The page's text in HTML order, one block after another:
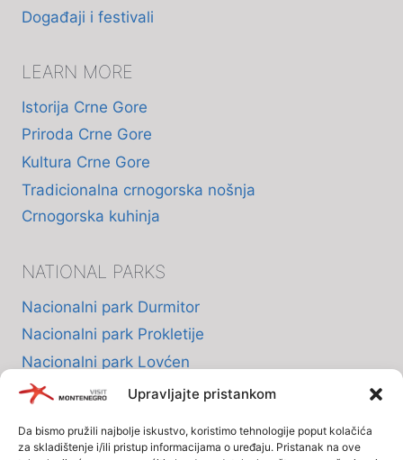
Upravljajte pristankom
Da bismo pružili najbolje iskustvo, koristimo tehnologije poput kolačića
za skladištenje i/ili pristup informacijama o uređaju. Pristanak na ove
Događaji i festivali
LEARN MORE
Istorija Crne Gore
Priroda Crne Gore
Kultura Crne Gore
Tradicionalna crnogorska nošnja
Crnogorska kuhinja
NATIONAL PARKS
Nacionalni park Durmitor
Nacionalni park Prokletije
Nacionalni park Lovćen
Nacionalni park Skadarsko jezero